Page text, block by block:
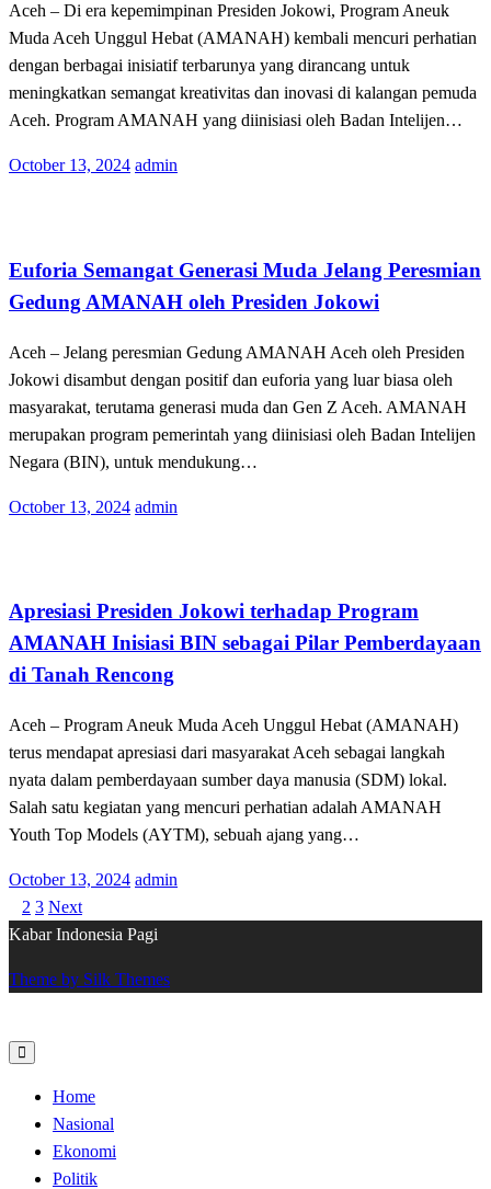
Aceh – Di era kepemimpinan Presiden Jokowi, Program Aneuk
Muda Aceh Unggul Hebat (AMANAH) kembali mencuri perhatian
dengan berbagai inisiatif terbarunya yang dirancang untuk
meningkatkan semangat kreativitas dan inovasi di kalangan pemuda
Aceh. Program AMANAH yang diinisiasi oleh Badan Intelijen…
Posted
October 13, 2024 admin
Euforia Semangat Generasi Muda Jelang Peresmian
Gedung AMANAH oleh Presiden Jokowi
Aceh – Jelang peresmian Gedung AMANAH Aceh oleh Presiden
Jokowi disambut dengan positif dan euforia yang luar biasa oleh
masyarakat, terutama generasi muda dan Gen Z Aceh. AMANAH
merupakan program pemerintah yang diinisiasi oleh Badan Intelijen
Negara (BIN), untuk mendukung…
Posted
October 13, 2024 admin
Apresiasi Presiden Jokowi terhadap Program
AMANAH Inisiasi BIN sebagai Pilar Pemberdayaan
di Tanah Rencong
Aceh – Program Aneuk Muda Aceh Unggul Hebat (AMANAH)
terus mendapat apresiasi dari masyarakat Aceh sebagai langkah
nyata dalam pemberdayaan sumber daya manusia (SDM) lokal.
Salah satu kegiatan yang mencuri perhatian adalah AMANAH
Youth Top Models (AYTM), sebuah ajang yang…
Posted
on
October 13, 2024 admin
Posts
2 3 Next
Kabar Indonesia Pagi
Theme by Silk Themes
Home
Nasional
Ekonomi
Politik